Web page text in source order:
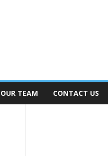
OUR TEAM CONTACT US